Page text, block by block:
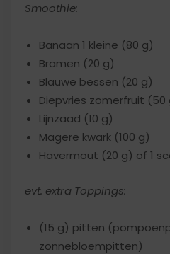
Smoothie:
Banaan 1 kleine (80 g)
Bramen (20 g)
Blauwe bessen (20 g)
Diepvries zomerfruit (50
Lijnzaad (10 g)
Magere kwark (100 g)
Havermout (20 g) of 1
evt. extra Toppings:
(15 g) pitten
zonnebloempitten)